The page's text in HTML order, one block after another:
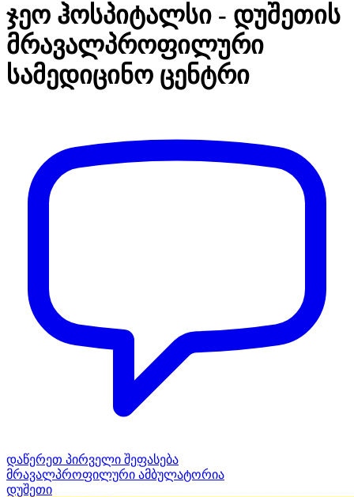
ჯეო ჰოსპიტალსი - დუშეთის
მრავალპროფილური
სამედიცინო ცენტრი
დაწერეთ პირველი შეფასება
მრავალპროფილური ამბულატორია
დუშეთი